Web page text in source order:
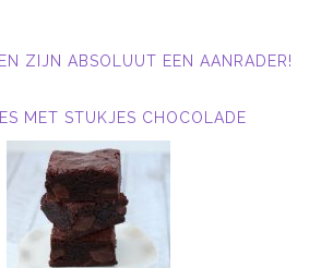
ZIJN ABSOLUUT EEN AANRADER!
MET STUKJES CHOCOLADE